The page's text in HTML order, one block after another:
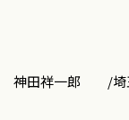
心身障害児にお
神田祥一郎 /埼